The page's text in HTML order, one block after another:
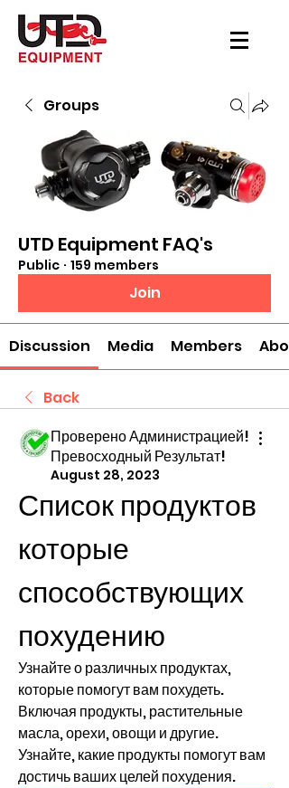
Groups
UTD Equipment FAQ's
Public · 159 members
Join
Discussion Media Members
Back
Проверено Администрацией!
Превосходный Результат!
August 28, 2023
Список продуктов
которые
способствующих
похудению
Узнайте о различных продуктах,
которые помогут вам похудеть.
Включая продукты, растительные
масла, орехи, овощи и другие.
Узнайте, какие продукты помогут вам
достичь ваших целей похудения.